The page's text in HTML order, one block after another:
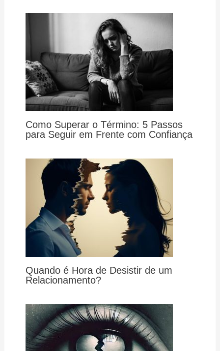
Como Superar o Término: 5 Passos
para Seguir em Frente com Confiança
Quando é Hora de Desistir de um
Relacionamento?